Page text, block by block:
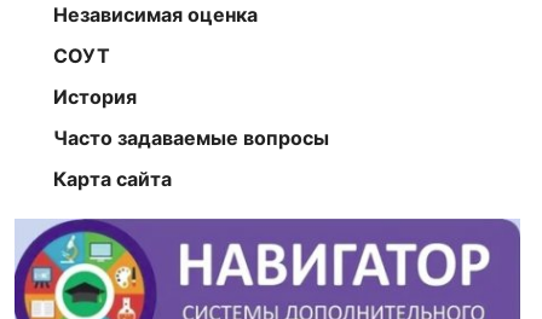
Независимая оценка
СОУТ
История
Часто задаваемые вопросы
Карта сайта